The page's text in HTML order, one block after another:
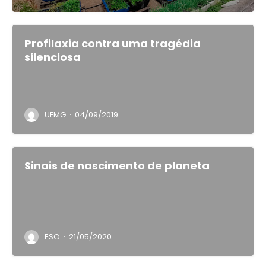
Profilaxia contra uma tragédia
silenciosa
UFMG · 04/09/2019
Sinais de nascimento de planeta
ESO · 21/05/2020